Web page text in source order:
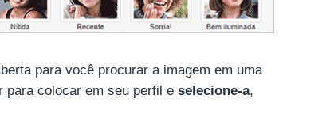
para você procurar a imagem em uma
para colocar em seu perfil e selecione-a,